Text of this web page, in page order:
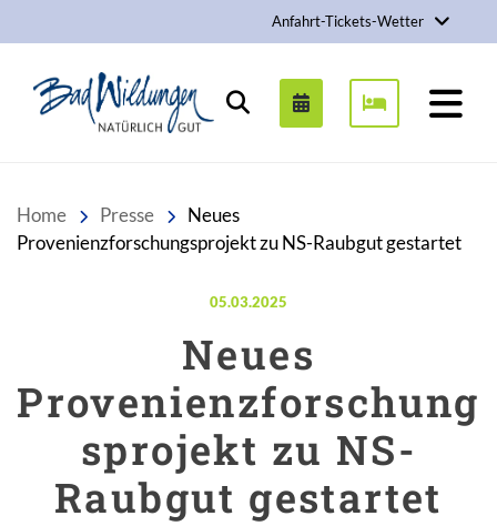
Anfahrt-Tickets-Wetter
Stadt Bad Wildungen
Suchen
Home Presse
Neues
Provenienzforschungsprojekt zu NS-Raubgut gestartet
Veröffentlicht am:
05.03.2025
Neues
Provenienzforschung
sprojekt zu NS-
Raubgut gestartet